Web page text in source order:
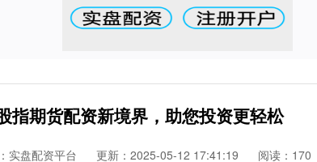
指期货配资新境界，助您投资更轻松
实盘配资平台 更新：2025-05-12 17:41:19 阅读：170